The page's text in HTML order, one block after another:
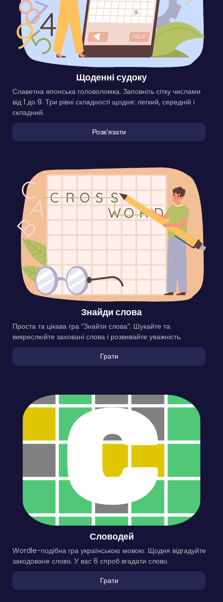
Щоденні судоку
Славетна японська головоломка. Заповніть сітку числами
від 1 до 9. Три рівні складності щодня: легкий, середній і
складний.
Розвʼязати
Знайди слова
Проста та цікава гра “Знайти слова”. Шукайте та
викреслюйте заховані слова і розвивайте уважність.
Грати
Словодей
Wordle-подібна гра українською мовою. Щодня відгадуйте
закодоване слово. У вас 6 спроб вгадати слово.
Грати